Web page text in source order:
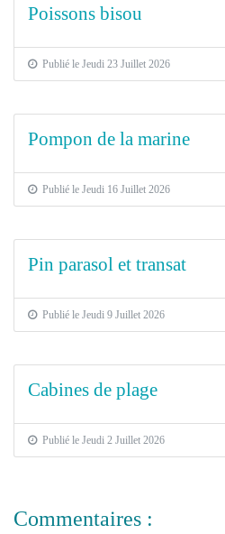
Poissons bisou
Publié le Jeudi 23 Juillet 2026
Pompon de la marine
Publié le Jeudi 16 Juillet 2026
Pin parasol et transat
Publié le Jeudi 9 Juillet 2026
Cabines de plage
Publié le Jeudi 2 Juillet 2026
Commentaires :